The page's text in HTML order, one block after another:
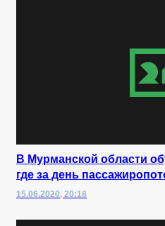
В Мурманской области
где за день
15.06.2020, 20:18